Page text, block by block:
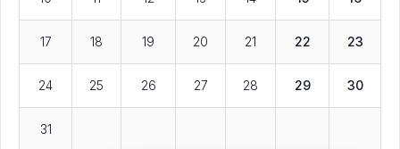
17 18 19 20 21 22 23
24 25 26 27 28 29 30
31